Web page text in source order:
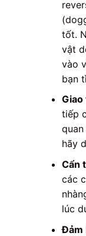
tốt.
vật
vào
bạn
Giao
tiếp
hãy
Cẩn
các
lúc
Đảm